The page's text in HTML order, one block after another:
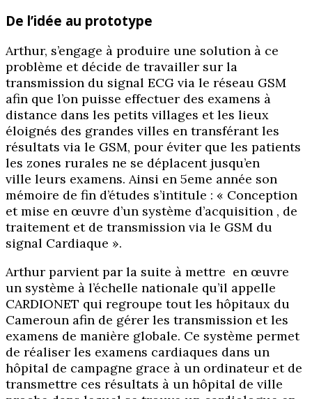
De l’idée au prototype
Arthur, s’engage à produire une solution à ce
problème et décide de travailler sur la
transmission du signal ECG via le réseau GSM
afin que l’on puisse effectuer des examens à
distance dans les petits villages et les lieux
éloignés des grandes villes en transférant les
résultats via le GSM, pour éviter que les patients
les zones rurales ne se déplacent jusqu’en
ville leurs examens. Ainsi en 5eme année son
mémoire de fin d’études s’intitule : « Conception
et mise en œuvre d’un système d’acquisition , de
traitement et de transmission via le GSM du
signal Cardiaque ».
Arthur parvient par la suite à mettre en œuvre
un système à l’échelle nationale qu’il appelle
CARDIONET qui regroupe tout les hôpitaux du
Cameroun afin de gérer les transmission et les
examens de manière globale. Ce système permet
de réaliser les examens cardiaques dans un
hôpital de campagne grace à un ordinateur et de
transmettre ces résultats à un hôpital de ville